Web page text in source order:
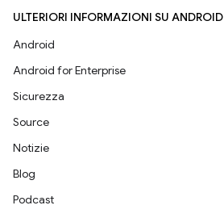
ULTERIORI INFORMAZIONI SU ANDROID
Android
Android for Enterprise
Sicurezza
Source
Notizie
Blog
Podcast